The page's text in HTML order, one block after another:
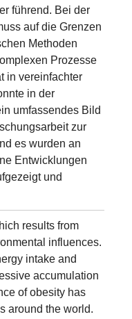
führend. Bei der
auf die Grenzen
Methoden
Prozesse
in vereinfachter
in der
umfassendes Bild
zur
es wurden an
Entwicklungen
und
results from
influences.
intake and
accumulation
of obesity has
around the world.